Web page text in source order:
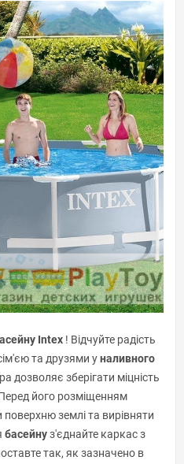
Intex ! Відчуйте радість
та друзями уналивного
дозволяє зберігати міцність
Перед його розміщенням
землі та вирівняти
басейнуз'єднайте каркас з
так, як зазначено в